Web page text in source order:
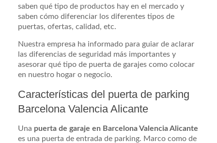
saben qué tipo de productos hay en el mercado y
saben cómo diferenciar los diferentes tipos de
puertas, ofertas, calidad, etc.
Nuestra empresa ha informado para guiar de aclarar
las diferencias de seguridad más importantes y
asesorar qué tipo de puerta de garajes como colocar
en nuestro hogar o negocio.
Características del puerta de parking
Barcelona Valencia Alicante
Una puerta de garaje en Barcelona Valencia Alicante
es una puerta de entrada de parking. Marco como de